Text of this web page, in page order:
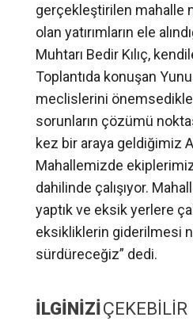
gerçekleştirilen mahalle
olan yatırımların ele
Muhtarı Bedir Kılıç,
Toplantıda konuşan
meclislerini
sorunların çözümü
kez bir araya geldiğimiz
Mahallemizde ekiplerimiz
dahilinde çalışıyor.
yaptık ve eksik yerlere
eksikliklerin giderilmesi
sürdüreceğiz” dedi.
İLGİNİZİÇEKEBİLİR